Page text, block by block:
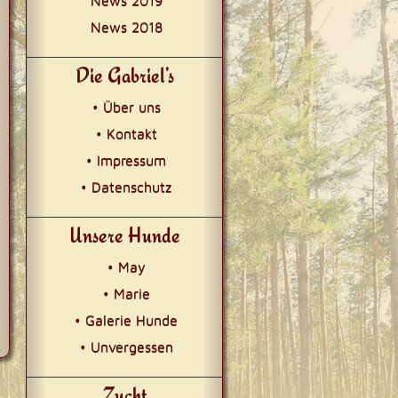
News 2018
Die Gabriel’s
• Über uns
• Kontakt
• Impressum
• Datenschutz
Unsere Hunde
• May
• Marie
• Galerie Hunde
• Unvergessen